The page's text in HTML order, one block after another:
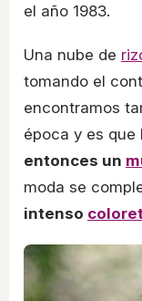
el año 1983.
Una nube de
tomando el
encontramos
época y es que
entonces un
moda se
intenso